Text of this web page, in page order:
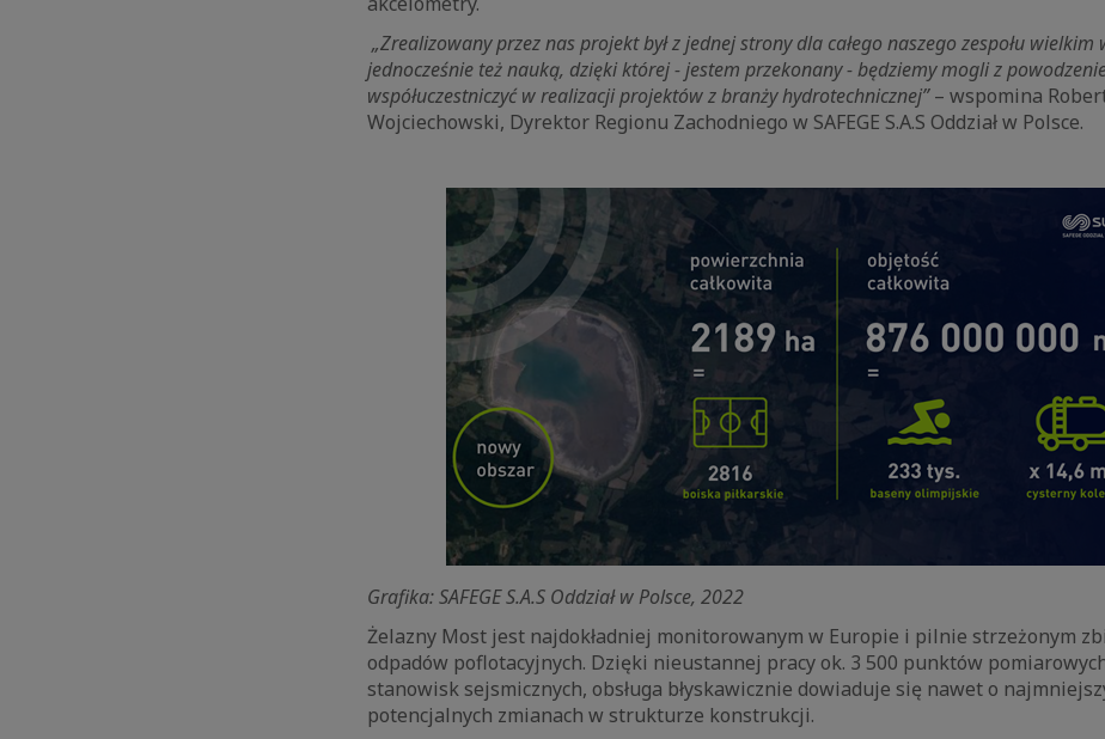
„Zrealizowany przez nas projekt był z jednej strony dla całego naszego zespołu wielkim
jednocześnie też nauką, dzięki której - jestem przekonany - będziemy mogli z
współuczestniczyć w realizacji projektów z branży hydrotechnicznej”– wspomina
Wojciechowski, Dyrektor Regionu Zachodniego w SAFEGE S.A.S Oddział w Polsce.
Grafika: SAFEGE S.A.S Oddział w Polsce, 2022
Żelazny Most jest najdokładniej monitorowanym w Europie i pilnie strzeżonym
odpadów poflotacyjnych. Dzięki nieustannej pracy ok. 3 500 punktów
stanowisk sejsmicznych, obsługa błyskawicznie dowiaduje się nawet o
potencjalnych zmianach w strukturze konstrukcji.